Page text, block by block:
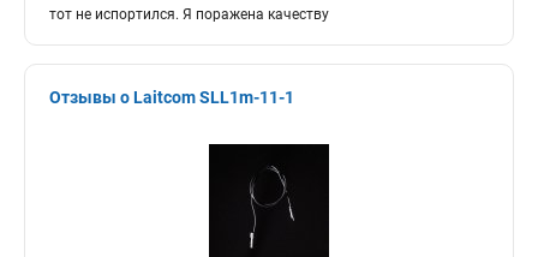
тот не испортился. Я поражена качеству
Отзывы о Laitcom SLL1m-11-1